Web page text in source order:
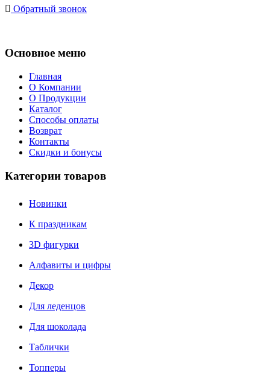
Обратный звонок
Основное меню
Главная
О Компании
О Продукции
Каталог
Способы оплаты
Возврат
Контакты
Скидки и бонусы
Категории товаров
Новинки
К праздникам
3D фигурки
Алфавиты и цифры
Декор
Для леденцов
Для шоколада
Таблички
Топперы